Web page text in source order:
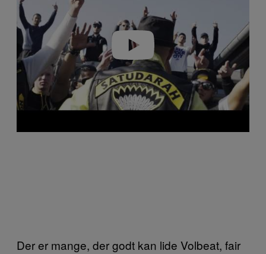
d
Der er mange, der godt kan lide Volbeat, fair